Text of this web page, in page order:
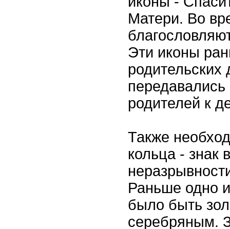
Матери. Во
Эти иконы
родительских
передавались
родителей к
Также
кольца - знак
Раньше одно
было быть
серебряным.